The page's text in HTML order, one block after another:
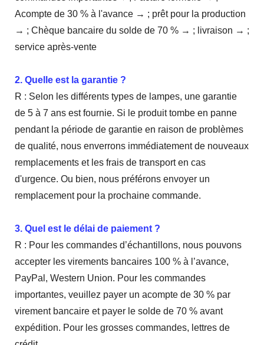
Acompte de 30 % à l'avance → ; prêt pour la production
→ ; Chèque bancaire du solde de 70 % → ; livraison → ;
service après-vente
2. Quelle est la garantie ?
R : Selon les différents types de lampes, une garantie
de 5 à 7 ans est fournie. Si le produit tombe en panne
pendant la période de garantie en raison de problèmes
de qualité, nous enverrons immédiatement de nouveaux
remplacements et les frais de transport en cas
d'urgence. Ou bien, nous préférons envoyer un
remplacement pour la prochaine commande.
3. Quel est le délai de paiement ?
R : Pour les commandes d’échantillons, nous pouvons
accepter les virements bancaires 100 % à l’avance,
PayPal, Western Union. Pour les commandes
importantes, veuillez payer un acompte de 30 % par
virement bancaire et payer le solde de 70 % avant
expédition. Pour les grosses commandes, lettres de